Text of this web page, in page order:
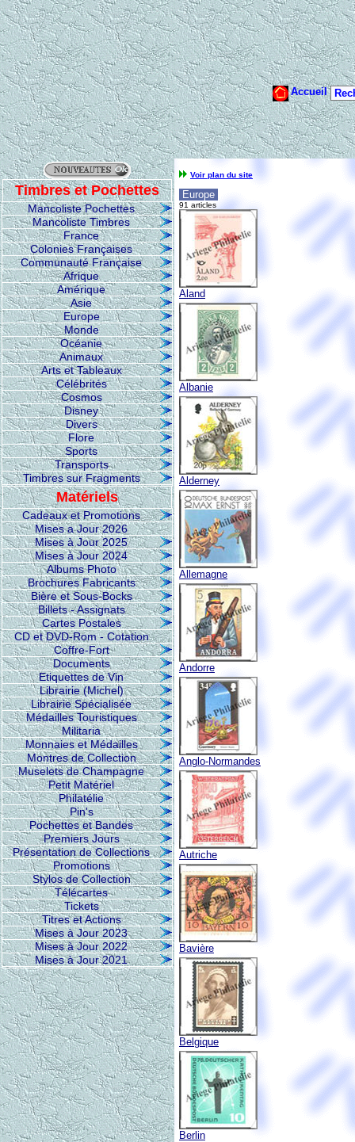
Timbres et Pochettes
Mancoliste Pochettes
Mancoliste Timbres
France
Colonies Françaises
Communauté Française
Afrique
Amérique
Asie
Europe
Monde
Océanie
Animaux
Arts et Tableaux
Célébrités
Cosmos
Disney
Divers
Flore
Sports
Transports
Timbres sur Fragments
Matériels
Cadeaux et Promotions
Mises a Jour 2026
Mises à Jour 2025
Mises à Jour 2024
Albums Photo
Brochures Fabricants
Bière et Sous-Bocks
Billets - Assignats
Cartes Postales
CD et DVD-Rom - Cotation
Coffre-Fort
Documents
Etiquettes de Vin
Librairie (Michel)
Librairie Spécialisée
Médailles Touristiques
Militaria
Monnaies et Médailles
Montres de Collection
Muselets de Champagne
Petit Matériel
Philatélie
Pin's
Pochettes et Bandes
Premiers Jours
Présentation de Collections
Promotions
Stylos de Collection
Télécartes
Tickets
Titres et Actions
Mises à Jour 2023
Mises à Jour 2022
Mises à Jour 2021
Voir plan du site
Europe
91 articles
Aland
Albanie
Alderney
Allemagne
Andorre
Anglo-Normandes
Autriche
Bavière
Belgique
Berlin